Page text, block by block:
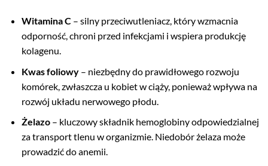
Witamina C– silny przeciwutleniacz, który wzmacnia
odporność, chroni przed infekcjami i wspiera produkcję
kolagenu.
Kwas foliowy– niezbędny do prawidłowego rozwoju
komórek, zwłaszcza u kobiet w ciąży, ponieważ wpływa na
rozwój układu nerwowego płodu.
Żelazo– kluczowy składnik hemoglobiny odpowiedzialnej
za transport tlenu w organizmie. Niedobór żelaza może
prowadzić do anemii.